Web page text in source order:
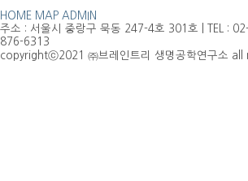
HOME MAP ADMIN
주소 : 서울시 중랑구 묵동 247-4호 301호 | TEL :
876-6313
copyrightⓒ2021 ㈜브레인트리 생명공학연구소 all